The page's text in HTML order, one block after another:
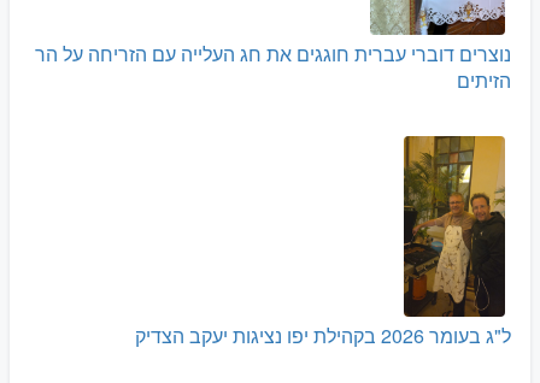
נוצרים דוברי עברית חוגגים את חג העלייה עם הזריחה על הר
הזיתים
ל"ג בעומר 2026 בקהילת יפו נציגות יעקב הצדיק